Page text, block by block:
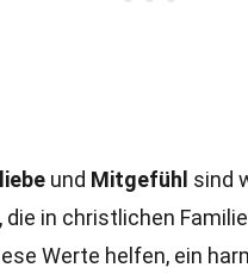
und Mitgefühl sind
die in christlichen
Werte helfen, ein